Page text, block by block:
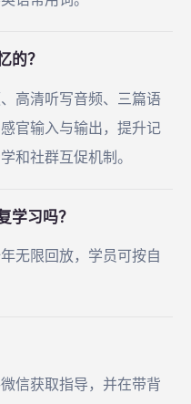
的？
高清听写音频、三篇语
官输入与输出，提升记
和社群互促机制。
学习吗？
无限回放，学员可按自
信获取指导，并在带背